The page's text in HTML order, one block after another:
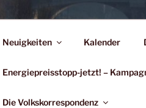
Neuigkeiten Kalender
Energiepreisstopp-jetzt! –
Die Volkskorrespondenz